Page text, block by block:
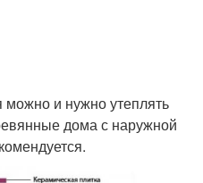
и нужно утеплять
дома с наружной